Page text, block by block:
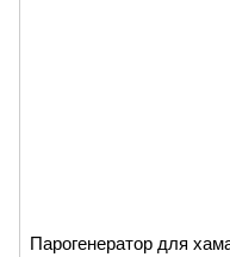
Парогенератор для